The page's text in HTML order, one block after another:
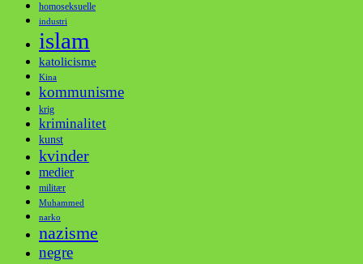
homoseksuelle
industri
islam
katolicisme
Kina
kommunisme
krig
kriminalitet
kunst
kvinder
medier
militær
Muhammed
narko
nazisme
negre